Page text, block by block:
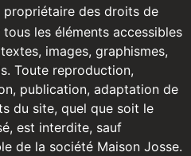
propriétaire des droits de
les éléments accessibles
images, graphismes,
Toute reproduction,
publication, adaptation de
du site, quel que soit le
est interdite, sauf
de la société Maison Josse.